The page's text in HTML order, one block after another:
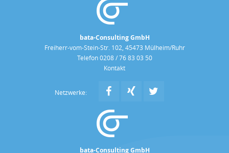
bata-Consulting GmbH
Freiherr-vom-Stein-Str. 102, 45473 Mülheim/Ruhr
Telefon 0208 / 76 83 03 50
Kontakt
Netzwerke:
bata-Consulting GmbH